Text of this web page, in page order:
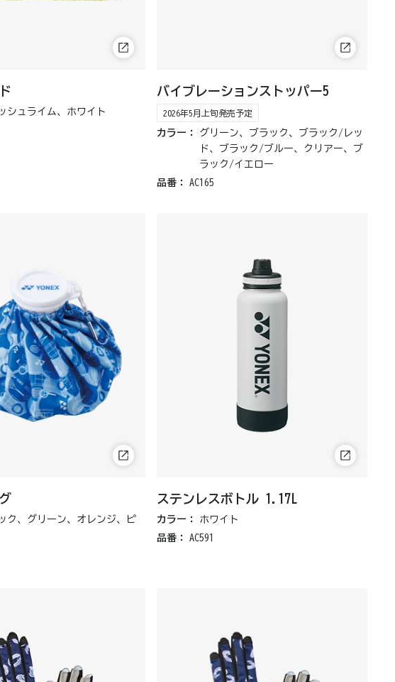
シュライム、ホワイト
バイブレーションストッパー5
2026年5月上旬発売予定
カラー：
グリーン、ブラック、ブラック/レッ
ド、ブラック/ブルー、クリアー、ブ
ラック/イエロー
品番：
AC165
ク、グリーン、オレンジ、ピ
ステンレスボトル 1.17L
カラー：
ホワイト
品番：
AC591